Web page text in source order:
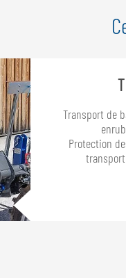
Transport de
Protection